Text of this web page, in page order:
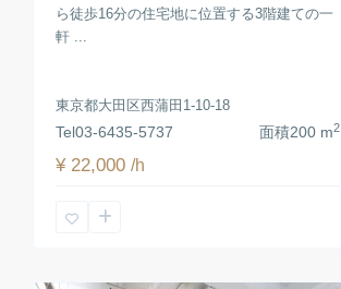
ら徒歩16分の住宅地に位置する3階建ての一
軒 ...
東京都大田区西蒲田1-10-18
Tel03-6435-5737 面積200 m2
¥ 22,000/h